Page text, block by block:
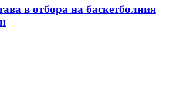
в отбора на баскетболния